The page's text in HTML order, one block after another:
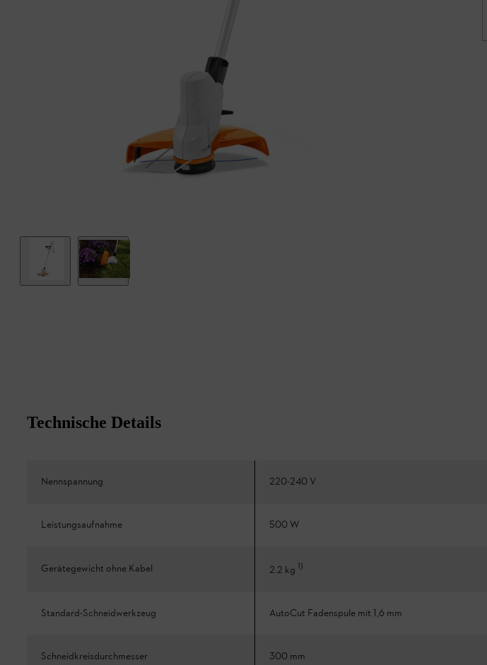
Technische Details
Nennspannung 220-240 V
Leistungsaufnahme 500 W
Gerätegewicht ohne Kabel 2.2 kg 1)
Standard-Schneidwerkzeug AutoCut Fadenspule mit 1,6 mm
Schneidkreisdurchmesser 300 mm